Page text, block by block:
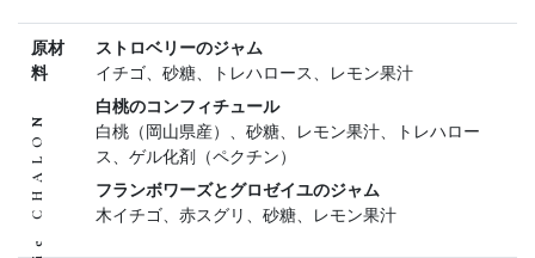
原材
料
ストロベリーのジャム
イチゴ、砂糖、トレハロース、レモン果汁
白桃のコンフィチュール
白桃（岡山県産）、砂糖、レモン果汁、トレハロー
ス、ゲル化剤（ペクチン）
フランボワーズとグロゼイユのジャム
木イチゴ、赤スグリ、砂糖、レモン果汁